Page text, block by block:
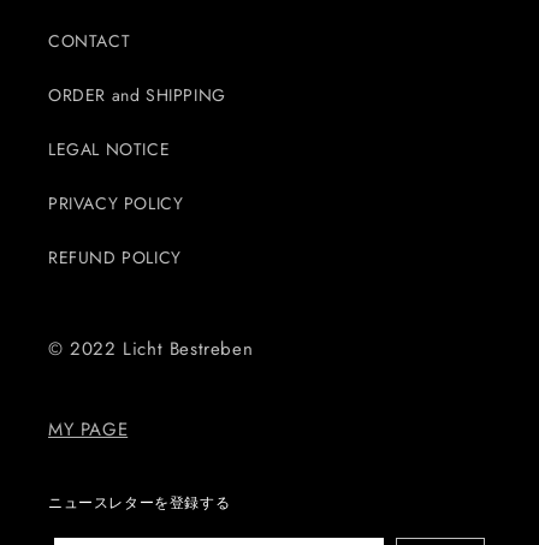
CONTACT
ORDER and SHIPPING
LEGAL NOTICE
PRIVACY POLICY
REFUND POLICY
© 2022 Licht Bestreben
MY PAGE
ニュースレターを登録する